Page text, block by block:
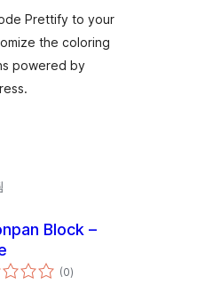
점
Prettify to your
the coloring
powered by
Block –
(0전
체)